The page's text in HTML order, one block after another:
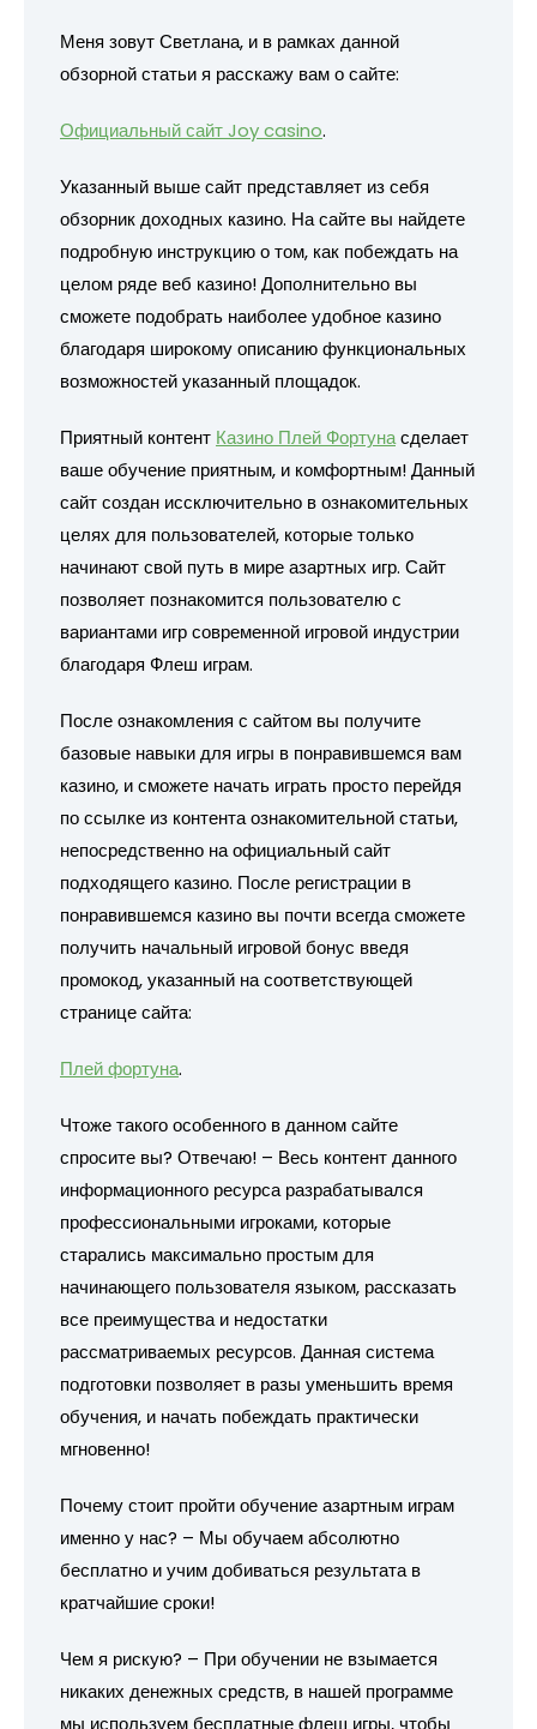
Меня зовут Светлана, и в рамках данной
обзорной статьи я расскажу вам о сайте:
Официальный сайт Joy casino.
Указанный выше сайт представляет из себя
обзорник доходных казино. На сайте вы найдете
подробную инструкцию о том, как побеждать на
целом ряде веб казино! Дополнительно вы
сможете подобрать наиболее удобное казино
благодаря широкому описанию функциональных
возможностей указанный площадок.
Приятный контент Казино Плей Фортунасделает
ваше обучение приятным, и комфортным! Данный
сайт создан иссключительно в ознакомительных
целях для пользователей, которые только
начинают свой путь в мире азартных игр. Сайт
позволяет познакомится пользователю с
вариантами игр современной игровой индустрии
благодаря Флеш играм.
После ознакомления с сайтом вы получите
базовые навыки для игры в понравившемся вам
казино, и сможете начать играть просто перейдя
по ссылке из контента ознакомительной статьи,
непосредственно на официальный сайт
подходящего казино. После регистрации в
понравившемся казино вы почти всегда сможете
получить начальный игровой бонус введя
промокод, указанный на соответствующей
странице сайта:
Плей фортуна.
Чтоже такого особенного в данном сайте
спросите вы? Отвечаю! – Весь контент данного
информационного ресурса разрабатывался
профессиональными игроками, которые
старались максимально простым для
начинающего пользователя языком, рассказать
все преимущества и недостатки
рассматриваемых ресурсов. Данная система
подготовки позволяет в разы уменьшить время
обучения, и начать побеждать практически
мгновенно!
Почему стоит пройти обучение азартным играм
именно у нас? – Мы обучаем абсолютно
бесплатно и учим добиваться результата в
кратчайшие сроки!
Чем я рискую? – При обучении не взымается
никаких денежных средств, в нашей программе
мы используем бесплатные флеш игры, чтобы